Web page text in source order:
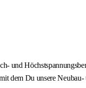
und
dem Du unsere